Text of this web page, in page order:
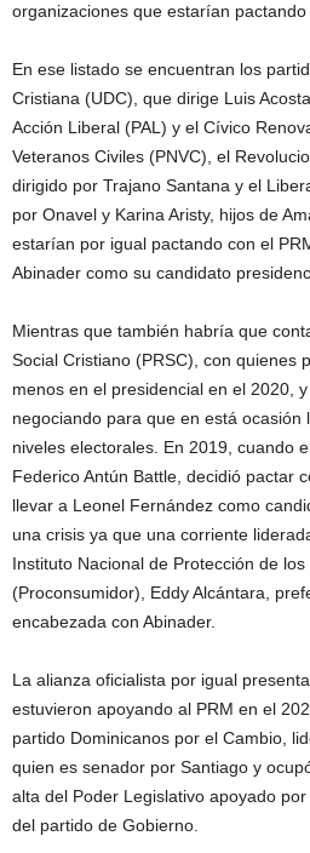
organizaciones que estarían
En ese listado se encuentran los
Cristiana (UDC), que dirige Luis
Acción Liberal (PAL) y el Cívico
Veteranos Civiles (PNVC), el
dirigido por Trajano Santana y el
por Onavel y Karina Aristy, hijos de
estarían por igual pactando con el
Abinader como su candidato
Mientras que también habría que
Social Cristiano (PRSC), con quienes
menos en el presidencial en el 2020,
negociando para que en está ocasión
niveles electorales. En 2019, cuando
Federico Antún Battle, decidió pactar
llevar a Leonel Fernández como
una crisis ya que una corriente
Instituto Nacional de Protección de
(Proconsumidor), Eddy Alcántara,
encabezada con Abinader.
La alianza oficialista por igual
estuvieron apoyando al PRM en el
partido Dominicanos por el Cambio,
quien es senador por Santiago y
alta del Poder Legislativo apoyado
del partido de Gobierno.